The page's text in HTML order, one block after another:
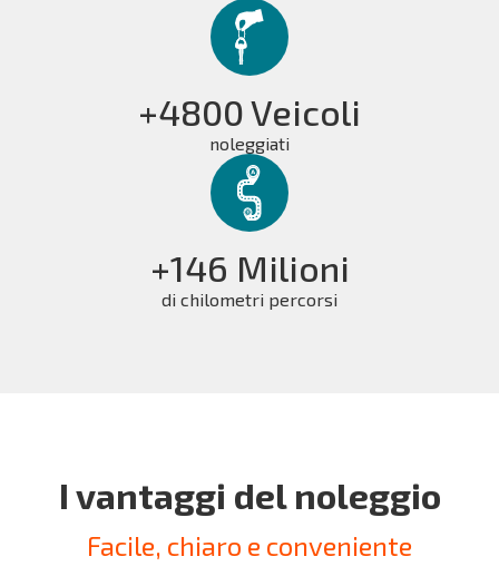
+4800 Veicoli
noleggiati
+146 Milioni
di chilometri percorsi
I vantaggi del noleggio
Facile, chiaro e conveniente